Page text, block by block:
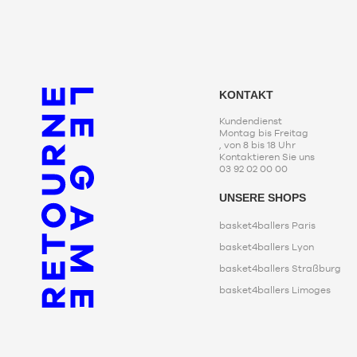
KONTAKT
Kundendienst
Montag bis Freitag
, von 8 bis 18 Uhr
Kontaktieren Sie uns
03 92 02 00 00
UNSERE SHOPS
basket4ballers Paris
basket4ballers Lyon
basket4ballers Straßburg
basket4ballers Limoges